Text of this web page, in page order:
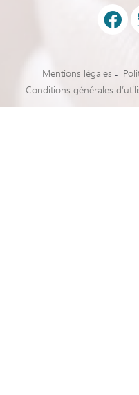
Mentions légales
Conditions générales